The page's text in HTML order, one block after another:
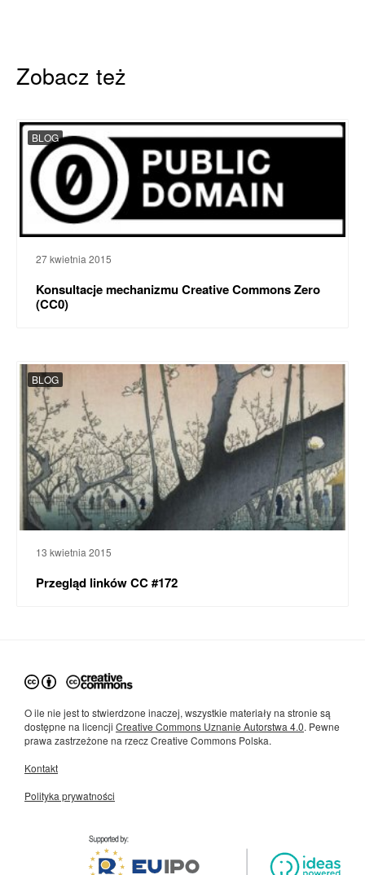
Zobacz też
BLOG
27 kwietnia 2015
Konsultacje mechanizmu Creative Commons Zero
(CC0)
BLOG
13 kwietnia 2015
Przegląd linków CC #172
O ile nie jest to stwierdzone inaczej, wszystkie materiały na stronie są
dostępne na licencji Creative Commons Uznanie Autorstwa 4.0. Pewne
prawa zastrzeżone na rzecz Creative Commons Polska.
Kontakt
Polityka prywatności